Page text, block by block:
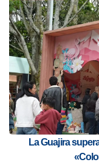
La Guajira